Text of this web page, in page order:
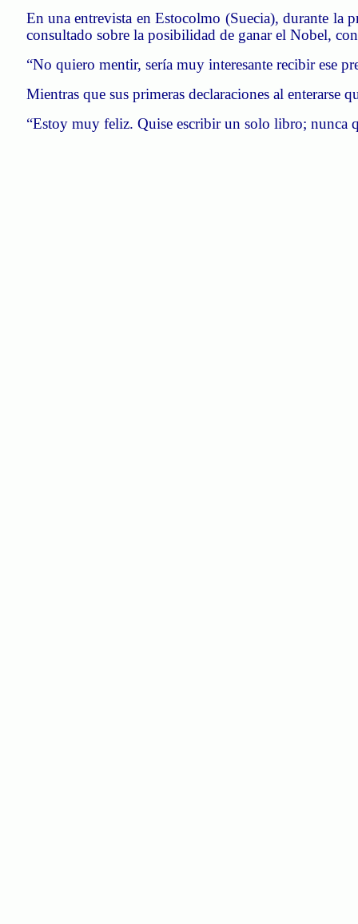
En una entrevista en Estocolmo (Suecia), durante la
consultado sobre la posibilidad de ganar el Nobel,
“No quiero mentir, sería muy interesante recibir ese
Mientras que sus primeras declaraciones al
“Estoy muy feliz. Quise escribir un solo libro; nunca